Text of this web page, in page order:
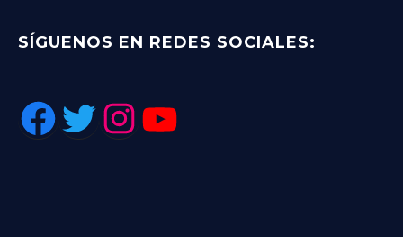
SÍGUENOS EN REDES SOCIALES:
Facebook
Twitter
Instagram
YouTube